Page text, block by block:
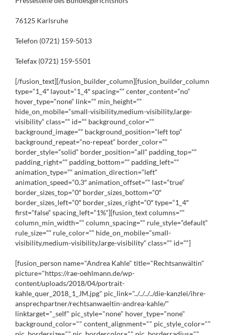
76125 Karlsruhe
Telefon (0721) 159-5013
Telefax (0721) 159-5501
[/fusion_text][/fusion_builder_column][fusion_builder_column
type=“1_4″ layout=“1_4″ spacing=““ center_content=“no“
hover_type=“none“ link=““ min_height=““
hide_on_mobile=“small-visibility,medium-visibility,large-
visibility“ class=““ id=““ background_color=““
background_image=““ background_position=“left top“
background_repeat=“no-repeat“ border_color=““
border_style=“solid“ border_position=“all“ padding_top=““
padding_right=““ padding_bottom=““ padding_left=““
animation_type=““ animation_direction=“left“
animation_speed=“0.3″ animation_offset=““ last=“true“
border_sizes_top=“0″ border_sizes_bottom=“0″
border_sizes_left=“0″ border_sizes_right=“0″ type=“1_4″
first=“false“ spacing_left=“1%“][fusion_text columns=““
column_min_width=““ column_spacing=““ rule_style=“default“
rule_size=““ rule_color=““ hide_on_mobile=“small-
visibility,medium-visibility,large-visibility“ class=““ id=““]
[fusion_person name="Andrea Kahle" title="Rechtsanwältin"
picture="https://rae-oehlmann.de/wp-
content/uploads/2018/04/portrait-
kahle_quer_2018_1_JM.jpg" pic_link="../../../../die-kanzlei/ihre-
ansprechpartner/rechtsanwaeltin-andrea-kahle/"
linktarget="_self" pic_style="none" hover_type="none"
background_color="" content_alignment="" pic_style_color=""